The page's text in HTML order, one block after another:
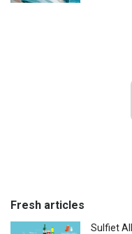
Fresh articles
Sulfiet